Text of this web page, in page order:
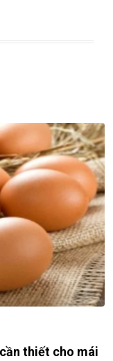
thiết cho mái